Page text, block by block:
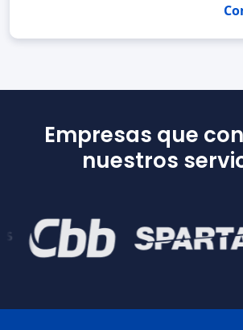
Empresas que
nuestros